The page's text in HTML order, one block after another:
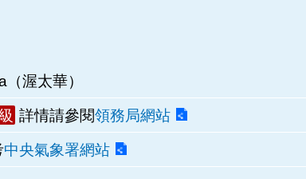
（渥太華）
詳情請參閱領務局網站
中央氣象署網站